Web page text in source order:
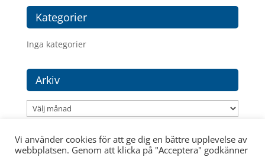
Kategorier
Inga kategorier
Arkiv
Arkiv
Vi använder cookies för att ge dig en bättre upplevelse av
webbplatsen. Genom att klicka på "Acceptera" godkänner